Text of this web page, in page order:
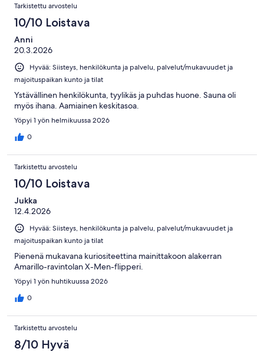
Tarkistettu arvostelu
10/10 Loistava
Anni
20.3.2026
Hyvää: Siisteys, henkilökunta ja palvelu, palvelut/mukavuudet ja
majoituspaikan kunto ja tilat
Ystävällinen henkilökunta, tyylikäs ja puhdas huone. Sauna oli
myös ihana. Aamiainen keskitasoa.
Yöpyi 1 yön helmikuussa 2026
0
Tarkistettu arvostelu
10/10 Loistava
Jukka
12.4.2026
Hyvää: Siisteys, henkilökunta ja palvelu, palvelut/mukavuudet ja
majoituspaikan kunto ja tilat
Pienenä mukavana kuriositeettina mainittakoon alakerran
Amarillo-ravintolan X-Men-flipperi.
Yöpyi 1 yön huhtikuussa 2026
0
Tarkistettu arvostelu
8/10 Hyvä